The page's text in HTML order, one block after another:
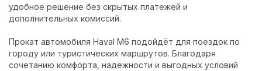
удобное решение без скрытых платежей и
дополнительных комиссий.
Прокат автомобиля Haval M6 подойдёт для поездок по
городу или туристических маршрутов. Благодаря
сочетанию комфорта, надёжности и выгодных условий